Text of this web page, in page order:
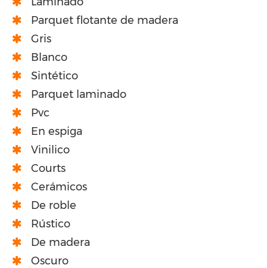
Parquet flotante de madera
Gris
Blanco
Sintético
Parquet laminado
Pvc
En espiga
Vinilico
Courts
Cerámicos
De roble
Rústico
De madera
Oscuro